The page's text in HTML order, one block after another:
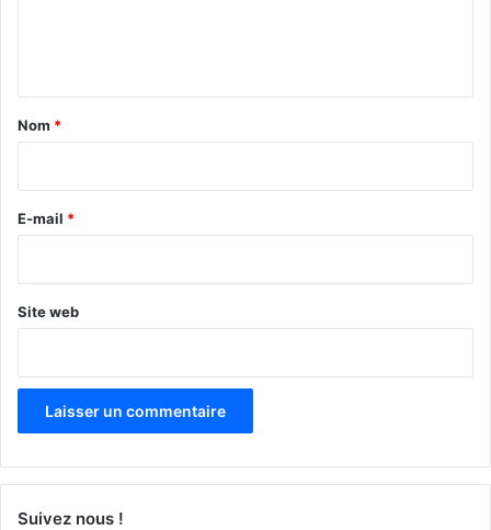
a
e
Nom *
E-mail *
Site web
Suivez nous !